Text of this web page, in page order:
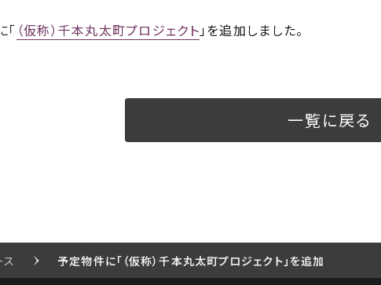
沿革
（仮称）千本丸太町プロジェクト」を追加しました。
一覧に戻る
ス 予定物件に「（仮称）千本丸太町プロジェクト」を追加